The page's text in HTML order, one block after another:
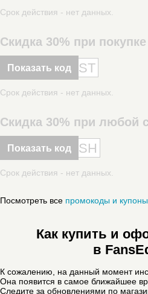
Срок действия - нет данных.
Скидка 30% при
Показать код ST
Срок действия - нет данных.
Скидка 30% при любой
Показать код SH
Срок действия - нет данных.
Посмотреть все промокоды и
Как купить и
в
К сожалению, на данный момент
Она появится в самое ближайшее
Следите за обновлениями по